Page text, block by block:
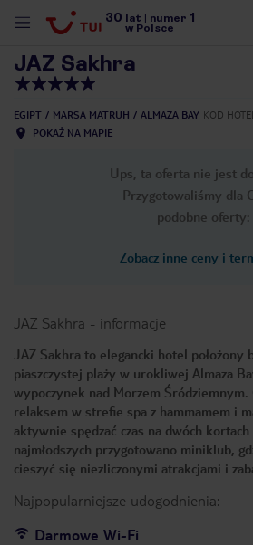
30 lat numer 1
w Polsce
JAZ Sakhra
EGIPT MARSA MATRUH ALMAZA BAY KOD
POKAŻ NA MAPIE
Ups, ta oferta nie jest
Przygotowaliśmy dla
podobne oferty:
Zobacz inne ceny i
JAZ Sakhra - informacje
JAZ Sakhra to elegancki hotel położony
piaszczystej plaży w urokliwej Almaza
wypoczynek nad Morzem Śródziemnym.
relaksem w strefie spa z hammamem i
aktywnie spędzać czas na dwóch
najmłodszych przygotowano miniklub,
cieszyć się niezliczonymi atrakcjami i
Najpopularniejsze udogodnienia:
Darmowe Wi-Fi